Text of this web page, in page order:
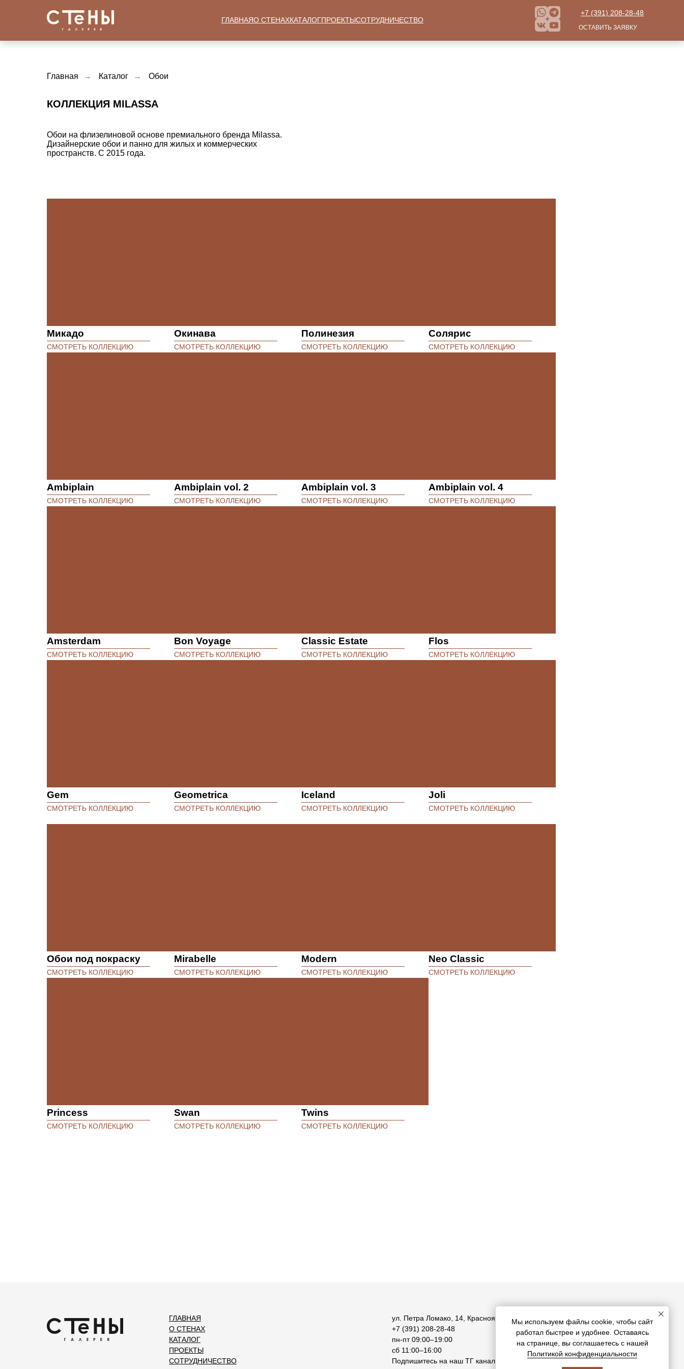
ГЛАВНАЯО СТЕНАХКАТАЛОГПРОЕКТЫСОТРУДНИЧЕСТВО
+7 (391) 208-28-48
ОСТАВИТЬ ЗАЯВКУ
Главная → Каталог → Обои
КОЛЛЕКЦИЯ MILASSA
Обои на флизелиновой основе премиального бренда Milassa.
Дизайнерские обои и панно для жилых и коммерческих
пространств. С 2015 года.
Микадо
СМОТРЕТЬ КОЛЛЕКЦИЮ
Окинава
СМОТРЕТЬ КОЛЛЕКЦИЮ
Полинезия
СМОТРЕТЬ КОЛЛЕКЦИЮ
Солярис
СМОТРЕТЬ КОЛЛЕКЦИЮ
Ambiplain
СМОТРЕТЬ КОЛЛЕКЦИЮ
Ambiplain vol. 2
СМОТРЕТЬ КОЛЛЕКЦИЮ
Ambiplain vol. 3
СМОТРЕТЬ КОЛЛЕКЦИЮ
Ambiplain vol. 4
СМОТРЕТЬ КОЛЛЕКЦИЮ
Amsterdam
СМОТРЕТЬ КОЛЛЕКЦИЮ
Bon Voyage
СМОТРЕТЬ КОЛЛЕКЦИЮ
Classic Estate
СМОТРЕТЬ КОЛЛЕКЦИЮ
Flos
СМОТРЕТЬ КОЛЛЕКЦИЮ
Gem
СМОТРЕТЬ КОЛЛЕКЦИЮ
Geometrica
СМОТРЕТЬ КОЛЛЕКЦИЮ
Iceland
СМОТРЕТЬ КОЛЛЕКЦИЮ
Joli
СМОТРЕТЬ КОЛЛЕКЦИЮ
Обои под покраску
СМОТРЕТЬ КОЛЛЕКЦИЮ
Mirabelle
СМОТРЕТЬ КОЛЛЕКЦИЮ
Modern
СМОТРЕТЬ КОЛЛЕКЦИЮ
Neo Classic
СМОТРЕТЬ КОЛЛЕКЦИЮ
Princess
СМОТРЕТЬ КОЛЛЕКЦИЮ
Swan
СМОТРЕТЬ КОЛЛЕКЦИЮ
Twins
СМОТРЕТЬ КОЛЛЕКЦИЮ
Мы используем файлы cookie, чтобы сайт
работал быстрее и удобнее. Оставаясь
на странице, вы соглашаетесь с нашей
Политикой конфиденциальности
ООО «Стены»
ИНН 2465324749
ГЛАВНАЯ
О СТЕНАХ
КАТАЛОГ
ПРОЕКТЫ
СОТРУДНИЧЕСТВО
ул. Петра Ломако, 14, Красноярск
+7 (391) 208-28-48
пн-пт 09:00–19:00
сб 11:00–16:00
Подпишитесь на наш ТГ канал: